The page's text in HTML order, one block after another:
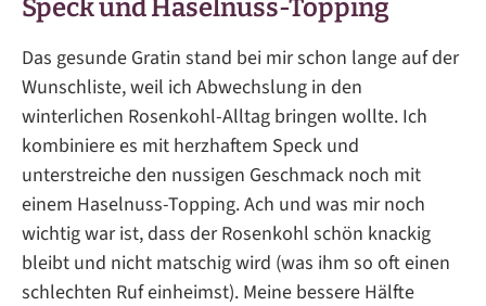
Speck und Haselnuss-Topping
Das gesunde Gratin stand bei mir schon lange auf der
Wunschliste, weil ich Abwechslung in den
winterlichen Rosenkohl-Alltag bringen wollte. Ich
kombiniere es mit herzhaftem Speck und
unterstreiche den nussigen Geschmack noch mit
einem Haselnuss-Topping. Ach und was mir noch
wichtig war ist, dass der Rosenkohl schön knackig
bleibt und nicht matschig wird (was ihm so oft einen
schlechten Ruf einheimst). Meine bessere Hälfte